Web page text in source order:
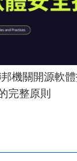
機關開源軟
完整原則